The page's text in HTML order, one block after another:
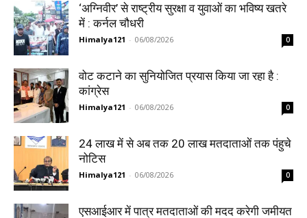
‘अग्निवीर’ से राष्ट्रीय सुरक्षा व युवाओं का भविष्य खतरे
में : कर्नल चौधरी
Himalya121 - 06/08/2026 0
वोट कटाने का सुनियोजित प्रयास किया जा रहा है :
कांग्रेस
Himalya121 - 06/08/2026 0
24 लाख में से अब तक 20 लाख मतदाताओं तक पंहुचे
नोटिस
Himalya121 - 06/08/2026 0
एसआईआर में पात्र मतदाताओं की मदद करेगी जमीयत